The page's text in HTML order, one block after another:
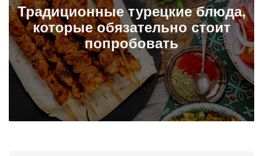
Традиционные турецкие блюда,
которые обязательно стоит
попробовать